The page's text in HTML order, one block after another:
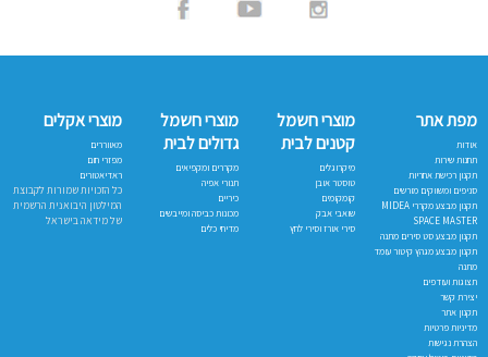
מפת אתר
אודות
תחנות שירות
תקנון רכישת אחריות
סניפים ומשווקים מורשים
תקנון מבצע מקררי MIDEA
SPACE MASTER
תקנון מבצע סט סירים מתנה
תקנון מבצע מגהץ קיטור עומד
מתנה
תצוגות ועודפים
יצירת קשר
תקנון אתר
מדיניות פרטיות
הצהרת נגישות
מוצרי חשמל
קטנים לבית
מיקרוגלים
טוסטר אובן
קומקומים
שואבי אבק
סירי אורז וסירי לחץ
מוצרי חשמל
גדולים לבית
מקררים ומקפיאים
תנורי אפיה
כיריים
מכונות כביסה ומייבשים
מדיחי כלים
מוצרי אקלים
מאווררים
מפזרי חום
ראדיאטורים
כל הזכויות שמורות לקבוצת
המילטון היבואנית הרשמית
של מידאה בישראל